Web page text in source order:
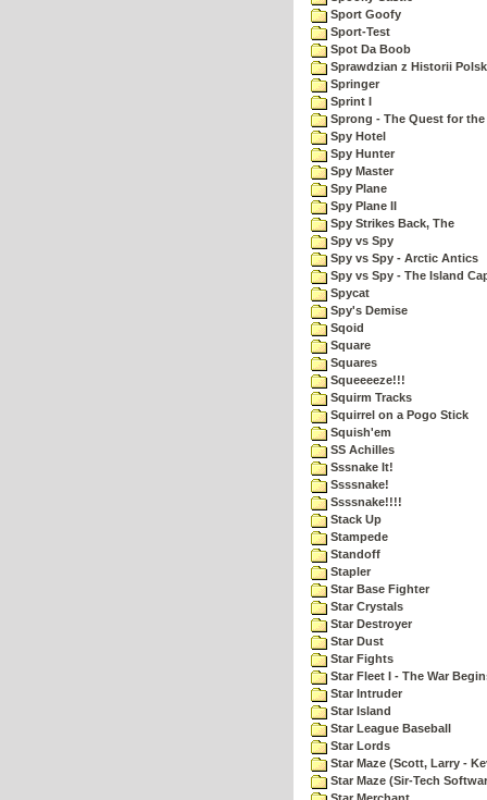
Sport Goofy
Sport-Test
Spot Da Boob
Sprawdzian z Historii
Springer
Sprint I
Sprong - The Quest for
Spy Hotel
Spy Hunter
Spy Master
Spy Plane
Spy Plane II
Spy Strikes Back, The
Spy vs Spy
Spy vs Spy - Arctic Antics
Spy vs Spy - The Island
Spycat
Spy's Demise
Sqoid
Square
Squares
Squeeeeze!!!
Squirm Tracks
Squirrel on a Pogo Stick
Squish'em
SS Achilles
Sssnake It!
Ssssnake!
Ssssnake!!!!
Stack Up
Stampede
Standoff
Stapler
Star Base Fighter
Star Crystals
Star Destroyer
Star Dust
Star Fights
Star Fleet I - The War
Star Intruder
Star Island
Star League Baseball
Star Lords
Star Maze (Scott, Larry -
Star Maze (Sir-Tech